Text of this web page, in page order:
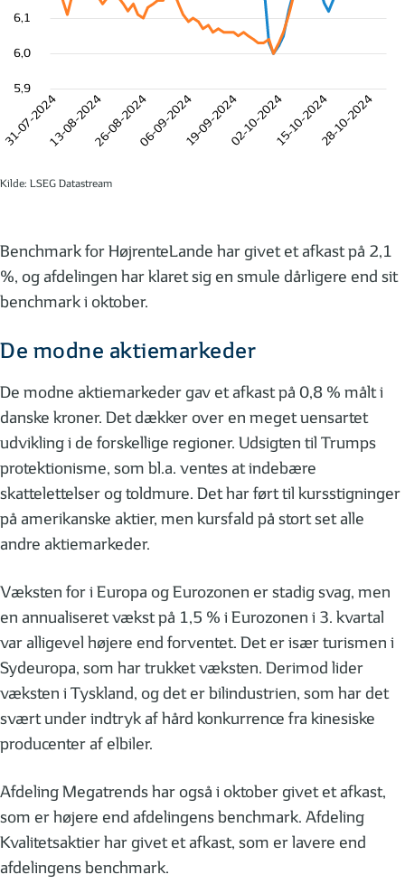
31-07-202413-08-202426-08-202406-09-202419-09-202402-10-202415-10-202428-10-2024
5,9
6,0
6,1
Kilde: LSEG Datastream
Benchmark for HøjrenteLande har givet et afkast på 2,1
%, og afdelingen har klaret sig en smule dårligere end sit
benchmark i oktober.
De modne aktiemarkeder
De modne aktiemarkeder gav et afkast på 0,8 % målt i
danske kroner. Det dækker over en meget uensartet
udvikling i de forskellige regioner. Udsigten til Trumps
protektionisme, som bl.a. ventes at indebære
skattelettelser og toldmure. Det har ført til kursstigninger
på amerikanske aktier, men kursfald på stort set alle
andre aktiemarkeder.
Væksten for i Europa og Eurozonen er stadig svag, men
en annualiseret vækst på 1,5 % i Eurozonen i 3. kvartal
var alligevel højere end forventet. Det er især turismen i
Sydeuropa, som har trukket væksten. Derimod lider
væksten i Tyskland, og det er bilindustrien, som har det
svært under indtryk af hård konkurrence fra kinesiske
producenter af elbiler.
Afdeling Megatrends har også i oktober givet et afkast,
som er højere end afdelingens benchmark. Afdeling
Kvalitetsaktier har givet et afkast, som er lavere end
afdelingens benchmark.